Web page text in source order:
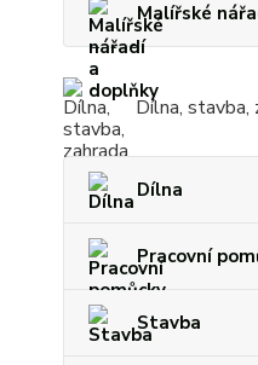
Malířské
Dílna, stavba,
Dílna
Pracovní
Stavba